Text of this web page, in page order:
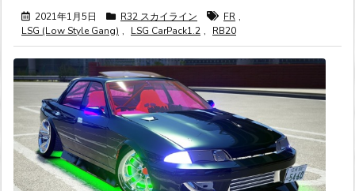
2021年1月5日 R32 スカイライン FR ,
LSG (Low Style Gang) , LSG CarPack1.2 , RB20